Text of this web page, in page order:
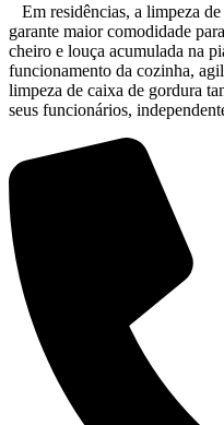
Em residências, a limpeza
garante maior comodidade
cheiro e louça acumulada na
funcionamento da cozinha,
limpeza de caixa de gordura
seus funcionários,